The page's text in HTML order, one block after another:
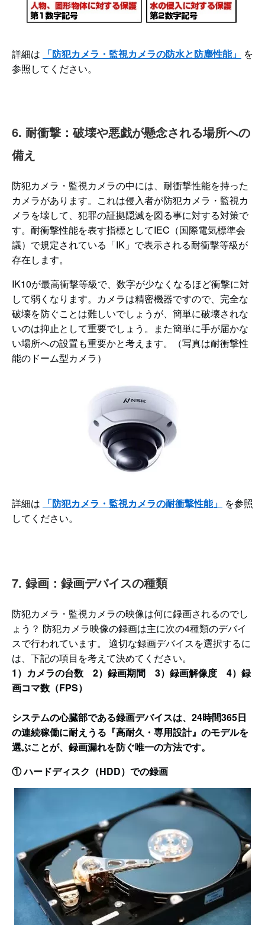
詳細は 「防犯カメラ・監視カメラの防水と防塵性能」
を
参照してください。
6. 耐衝撃：破壊や悪戯が懸念される場所への
備え
防犯カメラ・監視カメラの中には、耐衝撃性能を持った
カメラがあります。これは侵入者が防犯カメラ・監視カ
メラを壊して、犯罪の証拠隠滅を図る事に対する対策で
す。耐衝撃性能を表す指標としてIEC（国際電気標準会
議）で規定されている「IK」で表示される耐衝撃等級が
存在します。
IK10が最高衝撃等級で、数字が少なくなるほど衝撃に対
して弱くなります。カメラは精密機器ですので、完全な
破壊を防ぐことは難しいでしょうが、簡単に破壊されな
いのは抑止として重要でしょう。また簡単に手が届かな
い場所への設置も重要かと考えます。（写真は耐衝撃性
能のドーム型カメラ）
詳細は 「防犯カメラ・監視カメラの耐衝撃性能」
を参照
してください。
7. 録画：録画デバイスの種類
防犯カメラ・監視カメラの映像は何に録画されるのでし
ょう？ 防犯カメラ映像の録画は主に次の4種類のデバイ
スで行われています。 適切な録画デバイスを選択するに
は、下記の項目を考えて決めてください。
1）カメラの台数 2）録画期間 3）録画解像度 4）録
画コマ数（FPS）
システムの心臓部である録画デバイスは、24時間365日
の連続稼働に耐えうる『高耐久・専用設計』のモデルを
選ぶことが、録画漏れを防ぐ唯一の方法です。
① ハードディスク（HDD）での録画